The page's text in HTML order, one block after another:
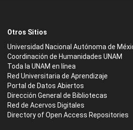
Otros Sitios
Universidad Nacional Autónoma de
Coordinación de Humanidades UNAM
Toda la UNAM en línea
Red Universitaria de Aprendizaje
Portal de Datos Abiertos
Dirección General de Bibliotecas
Red de Acervos Digitales
Directory of Open Access Repositories